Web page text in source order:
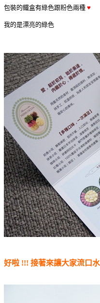
包裝的鐵盒有綠色跟粉色兩種 ♥
我的是漂亮的綠色
好啦 !!! 接著來讓大家流口